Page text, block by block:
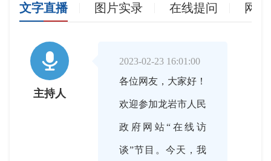
文字直播 图片实录 在线提问 网

主持人
2023-02-23 16:01:00
各位网友，大家好！
欢迎参加龙岩市人民
政府网站“在线访
谈”节目。今天，我